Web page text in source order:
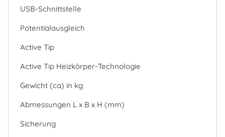
USB-Schnittstelle
Potentialausgleich
Active Tip
Active Tip Heizkörper-Technologie
Gewicht (ca) in kg
Abmessungen L x B x H (mm)
Sicherung